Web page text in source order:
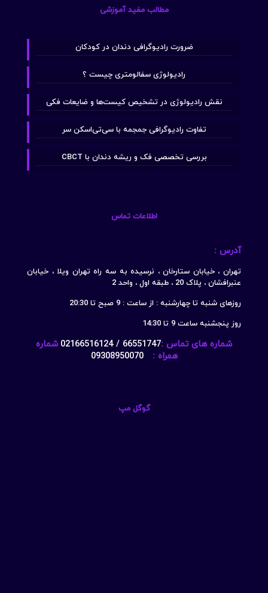
مطالب مفید آموزشی
ضرورت رادیوگرافی دندان در کودکان
رادیولوژی سفالومتری چیست ؟
نقش رادیولوژی در تشخیص کیست‌ها و ضایعات فکی
تفاوت رادیوگرافی جمجمه با سی‌تی‌اسکن سر
بررسی تخصصی فک و ریشه دندان با CBCT
اطلاعات تماس
آدرس :
تهران ، خیابان ستارخان ، نرسیده به سه راه تهران ویلا ، خیابان
عنبرافشان ، پلاک 20 ، طبقه اول ، واحد 2
روزهای شنبه تا چهارشنبه : از ساعت : 9 صبح تا 20:30
روز پنجشنبه ساعت 9 تا 14:30
شماره های تماس :66551747 / 02166516124
شماره
همراه :
09308950070
گوگل مپ